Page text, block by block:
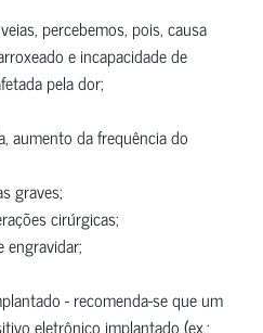
percebemos, pois, causa
e incapacidade de
pela dor;
aumento da frequência do
graves;
cirúrgicas;
engravidar;
- recomenda-se que um
eletrônico implantado (ex.: